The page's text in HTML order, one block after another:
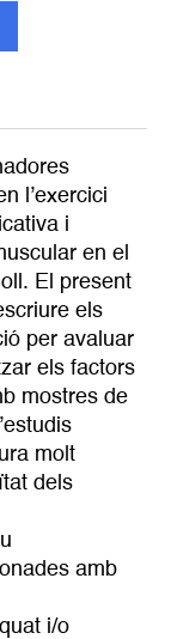
l’exercici
i
en el
El present
els
per avaluar
els factors
mostres de
molt
dels
amb
i/o